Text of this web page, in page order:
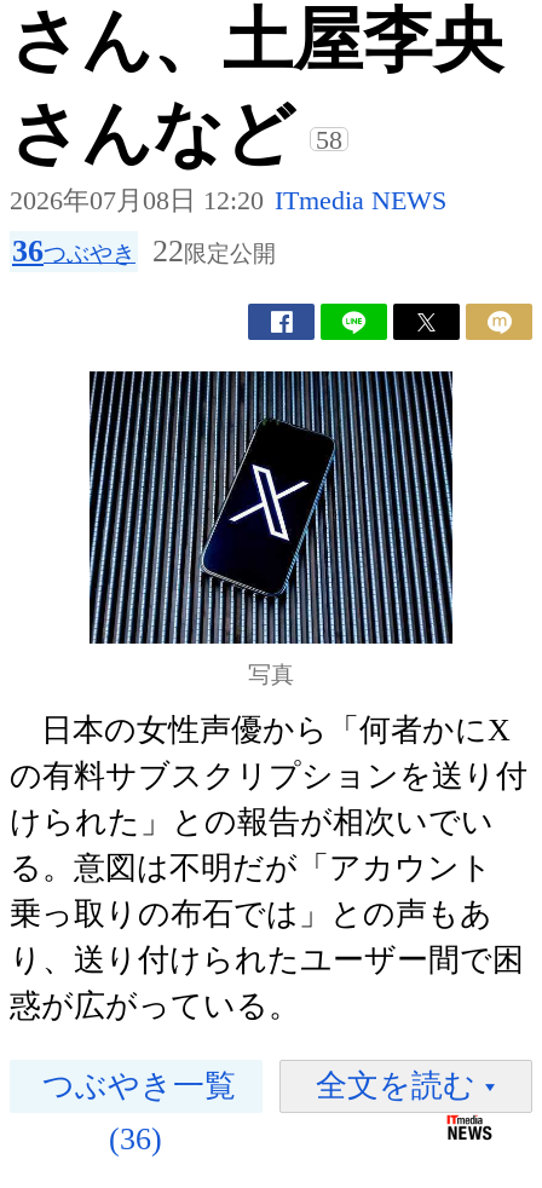
さん、土屋李央
さんなど
58
2026年07月08日 12:20 ITmedia NEWS
36つぶやき 22限定公開
写真
日本の女性声優から「何者かにX
の有料サブスクリプションを送り付
けられた」との報告が相次いでい
る。意図は不明だが「アカウント
乗っ取りの布石では」との声もあ
り、送り付けられたユーザー間で困
惑が広がっている。
つぶやき一覧
(36)
全文を読む